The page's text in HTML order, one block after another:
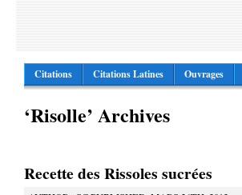
Citations Citations Latines Ouvrages
‘Risolle’ Archives
Recette des Rissoles sucrées